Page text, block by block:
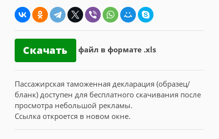
Скачать файл в формате .xls
Пассажирская таможенная декларация (образец/
бланк) доступен для бесплатного скачивания после
просмотра небольшой рекламы.
Ссылка откроется в новом окне.